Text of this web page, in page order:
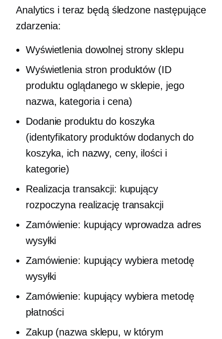
Analytics i teraz będą śledzone następujące
zdarzenia:
Wyświetlenia dowolnej strony sklepu
Wyświetlenia stron produktów (ID
produktu oglądanego w sklepie, jego
nazwa, kategoria i cena)
Dodanie produktu do koszyka
(identyfikatory produktów dodanych do
koszyka, ich nazwy, ceny, ilości i
kategorie)
Realizacja transakcji: kupujący
rozpoczyna realizację transakcji
Zamówienie: kupujący wprowadza adres
wysyłki
Zamówienie: kupujący wybiera metodę
wysyłki
Zamówienie: kupujący wybiera metodę
płatności
Zakup (nazwa sklepu, w którym